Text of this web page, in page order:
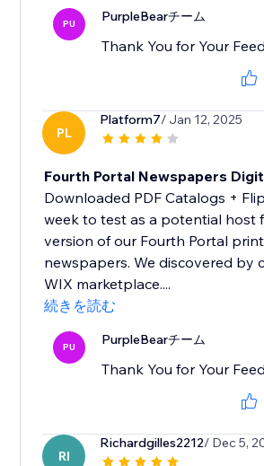
PU PurpleBearチーム
Thank You for Your
PL
Platform7/ Jan 12, 2025
Fourth Portal Newspapers
Downloaded PDF Catalogs +
week to test as a potential host
version of our Fourth Portal
newspapers. We discovered by
WIX marketplace....
続きを読む
PU PurpleBearチーム
Thank You for Your
RI
Richardgilles2212/ Dec 5,